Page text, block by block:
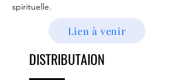
spirituelle.
Lien à venir
DISTRIBUTAION